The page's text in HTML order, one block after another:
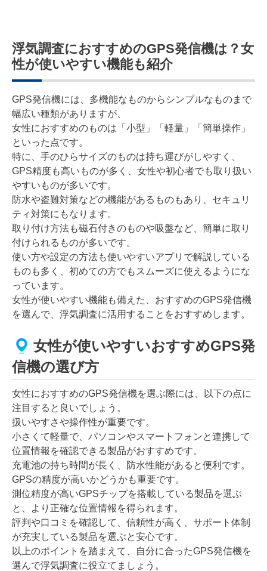
浮気調査におすすめのGPS発信機は？女
性が使いやすい機能も紹介
GPS発信機には、多機能なものからシンプルなものまで
幅広い種類がありますが、
女性におすすめのものは「小型」「軽量」「簡単操作」
といった点です。
特に、手のひらサイズのものは持ち運びがしやすく、
GPS精度も高いものが多く、女性や初心者でも取り扱い
やすいものが多いです。
防水や盗難対策などの機能があるものもあり、セキュリ
ティ対策にもなります。
取り付け方法も磁石付きのものや吸盤など、簡単に取り
付けられるものが多いです。
使い方や設定の方法も使いやすいアプリで解説している
ものも多く、初めての方でもスムーズに使えるようにな
っています。
女性が使いやすい機能も備えた、おすすめのGPS発信機
を選んで、浮気調査に活用することをおすすめします。
女性が使いやすいおすすめGPS発
信機の選び方
女性におすすめのGPS発信機を選ぶ際には、以下の点に
注目すると良いでしょう。
扱いやすさや操作性が重要です。
小さくて軽量で、パソコンやスマートフォンと連携して
位置情報を確認できる製品がおすすめです。
充電池の持ち時間が長く、防水性能があると便利です。
GPSの精度が高いかどうかも重要です。
測位精度が高いGPSチップを搭載している製品を選ぶ
と、より正確な位置情報を得られます。
評判や口コミを確認して、信頼性が高く、サポート体制
が充実している製品を選ぶと安心です。
以上のポイントを踏まえて、自分に合ったGPS発信機を
選んで浮気調査に役立てましょう。